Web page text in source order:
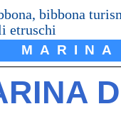
bibbona
etruschi